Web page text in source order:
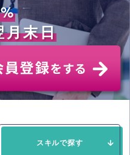
月末日
スキルで探す